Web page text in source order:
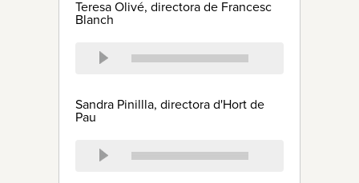
Teresa Olivé, directora de Francesc
Blanch
Sandra Pinillla, directora d'Hort de
Pau